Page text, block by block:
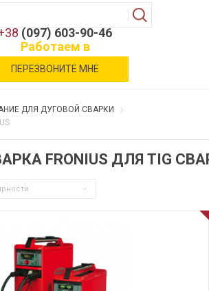
(097) 603-90-46
Работаем в
военное время
ПЕРЕЗВОНИТЕ МНЕ
ДЛЯ ДУГОВОЙ СВАРКИ
FRONIUS ДЛЯ TIG